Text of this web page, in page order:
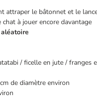
attraper le bâtonnet et le
à jouer encore davantage
/ ficelle en jute / franges
de diamètre environ